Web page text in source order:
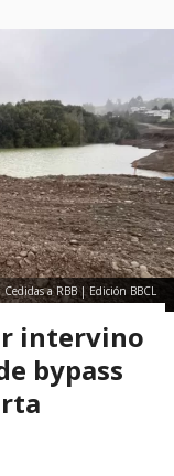
Cedidas a RBB | Edición BBCL
intervino
bypass